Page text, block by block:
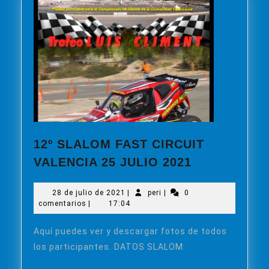
12º SLALOM FAST CIRCUIT
VALENCIA 25 JULIO 2021
FAST
VALENCIA
25
28 de julio de 2021 28
de
julio
2021
| peri peri
|
0
comentarios | 17:04
Aquí puedes ver y descargar fotos de todos
los participantes. DATOS SLALOM: